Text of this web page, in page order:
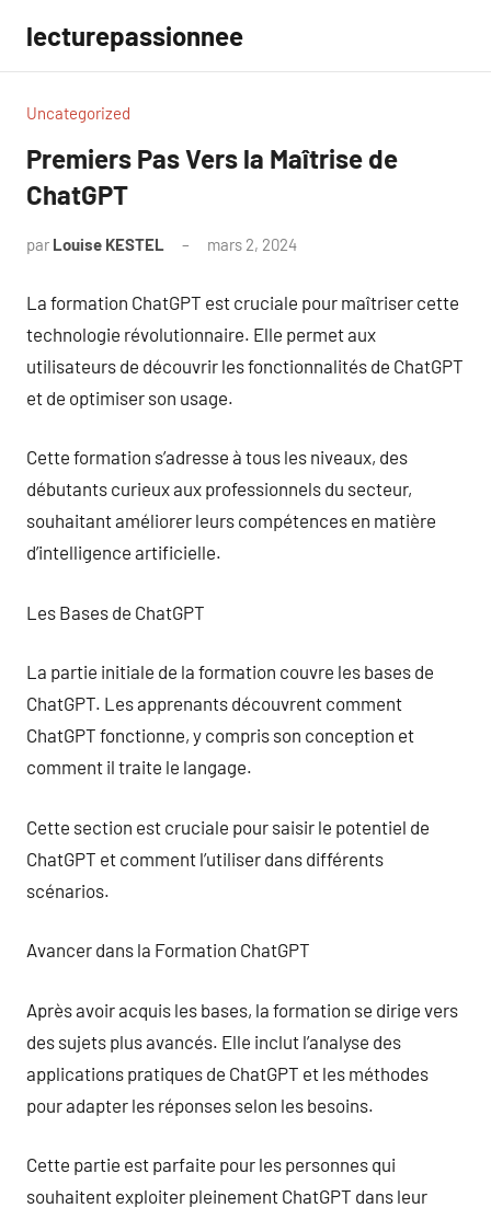
contenu
lecturepassionnee
Uncategorized
Premiers Pas Vers la Maîtrise de
ChatGPT
par Louise KESTEL mars 2, 2024
La formation ChatGPT est cruciale pour maîtriser cette
technologie révolutionnaire. Elle permet aux
utilisateurs de découvrir les fonctionnalités de ChatGPT
et de optimiser son usage.
Cette formation s’adresse à tous les niveaux, des
débutants curieux aux professionnels du secteur,
souhaitant améliorer leurs compétences en matière
d’intelligence artificielle.
Les Bases de ChatGPT
La partie initiale de la formation couvre les bases de
ChatGPT. Les apprenants découvrent comment
ChatGPT fonctionne, y compris son conception et
comment il traite le langage.
Cette section est cruciale pour saisir le potentiel de
ChatGPT et comment l’utiliser dans différents
scénarios.
Avancer dans la Formation ChatGPT
Après avoir acquis les bases, la formation se dirige vers
des sujets plus avancés. Elle inclut l’analyse des
applications pratiques de ChatGPT et les méthodes
pour adapter les réponses selon les besoins.
Cette partie est parfaite pour les personnes qui
souhaitent exploiter pleinement ChatGPT dans leur